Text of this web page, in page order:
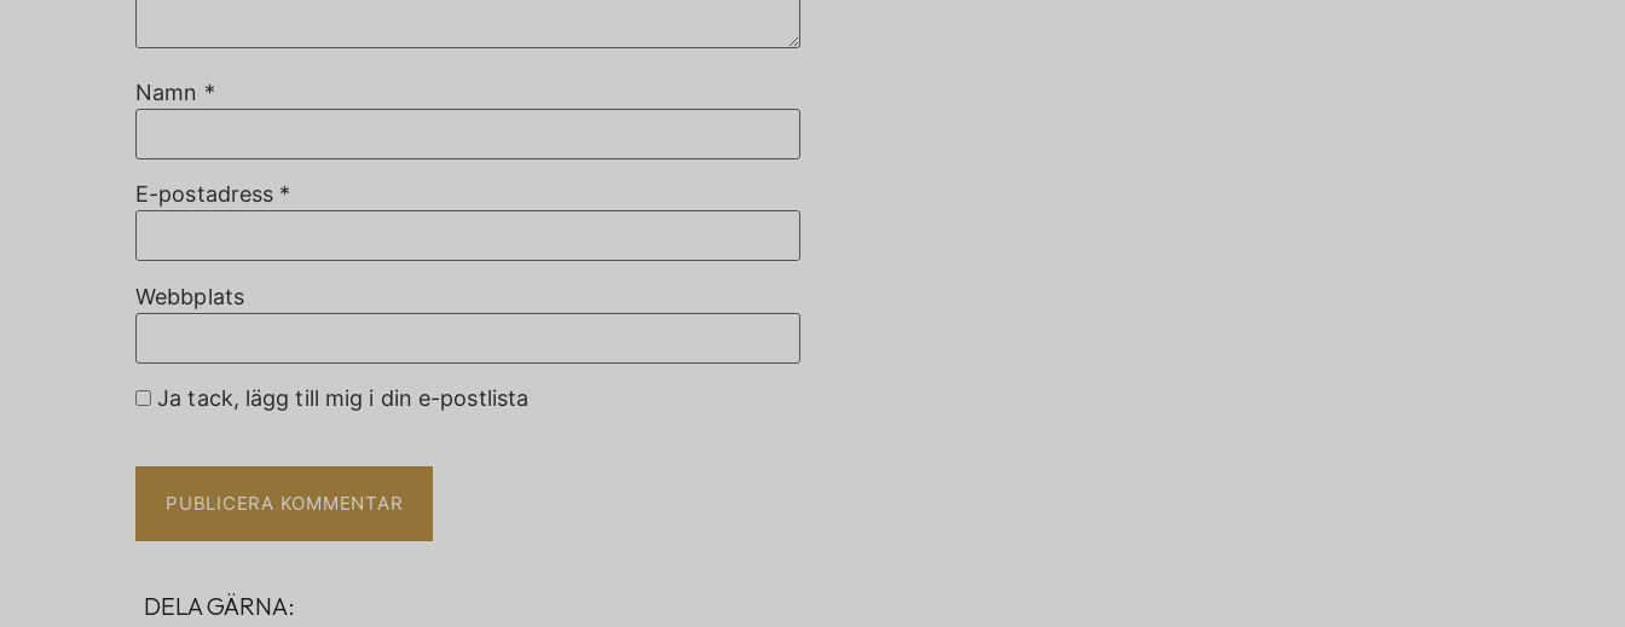
Namn *
E-postadress *
Webbplats
Ja tack, lägg till mig i din e-postlista
DELA GÄRNA: